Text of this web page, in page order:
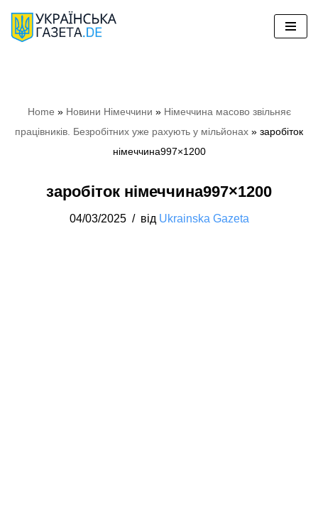
Перейти
Home » Новини Німеччини » Німеччина масово звільняє
працівників. Безробітних уже рахують у мільйонах » заробіток
німеччина997×1200
заробіток німеччина997×1200
04/03/2025 від Ukrainska Gazeta